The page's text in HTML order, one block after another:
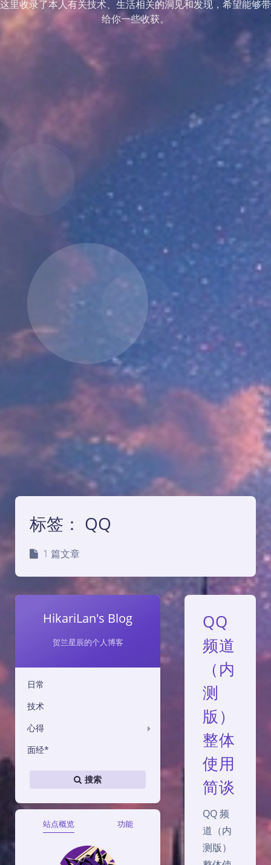
这里收录了本人有关技术、生活相关的洞见和发现，希望能够带
给你一些收获。
标签： QQ
1 篇文章
HikariLan's Blog
贺兰星辰的个人博客
日常
技术
心得
面经*
搜索
站点概览 功能
QQ
频道
（内
测
版）
整体
使用
简谈
QQ 频
道（内
测版）